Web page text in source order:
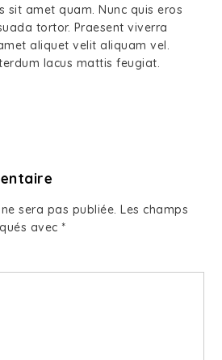
sit amet quam. Nunc quis eros
tortor. Praesent viverra
aliquet velit aliquam vel.
lacus mattis feugiat.
sera pas publiée. Les champs
avec *